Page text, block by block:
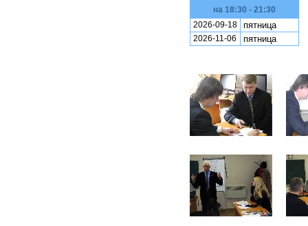
на 18:30 - 21:30
2026-09-18
пятница
2026-11-06 пятница